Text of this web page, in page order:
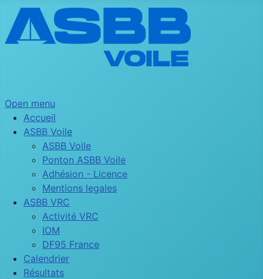
Open menu
Accueil
ASBB Voile
ASBB Voile
Ponton ASBB Voile
Adhésion - Licence
Mentions legales
ASBB VRC
Activité VRC
IOM
DF95 France
Calendrier
Résultats